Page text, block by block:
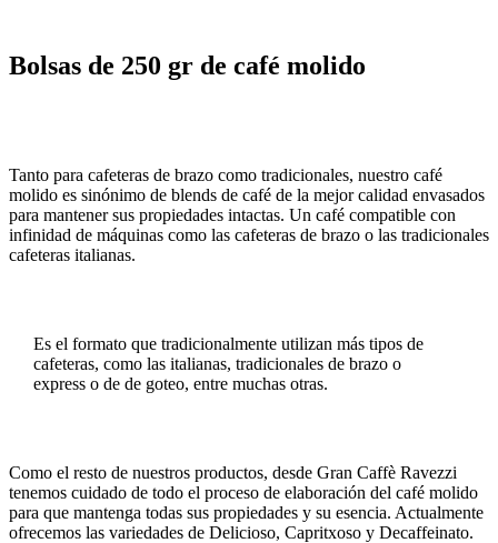
Bolsas de 250 gr de café molido
Tanto para cafeteras de brazo como tradicionales, nuestro café
molido es sinónimo de blends de café de la mejor calidad envasados
para mantener sus propiedades intactas. Un café compatible con
infinidad de máquinas como las cafeteras de brazo o las tradicionales
cafeteras italianas.
Es el formato que tradicionalmente utilizan más tipos de
cafeteras, como las italianas, tradicionales de brazo o
express o de de goteo, entre muchas otras.
Como el resto de nuestros productos, desde Gran Caffè Ravezzi
tenemos cuidado de todo el proceso de elaboración del café molido
para que mantenga todas sus propiedades y su esencia. Actualmente
ofrecemos las variedades de Delicioso, Capritxoso y Decaffeinato.